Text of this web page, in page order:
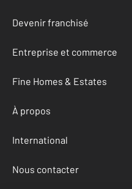
Devenir franchisé
Entreprise et commerce
Fine Homes & Estates
À propos
International
Nous contacter